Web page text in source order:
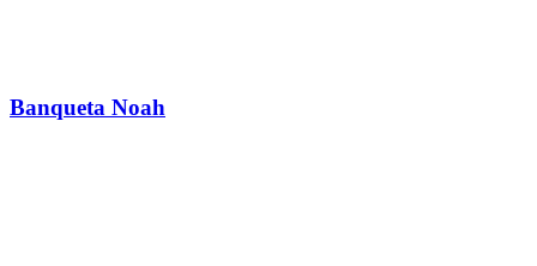
Banqueta Noah